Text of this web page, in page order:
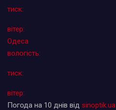
тиск:
вітер:
Одеса
вологість:
тиск:
вітер:
Погода на 10 днів від sinoptik.ua